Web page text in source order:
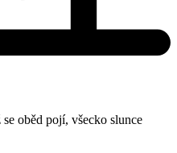
oběd pojí, všecko slunce